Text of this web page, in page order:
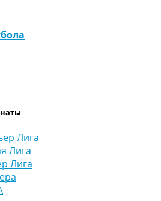
Лига
Лига
Лига